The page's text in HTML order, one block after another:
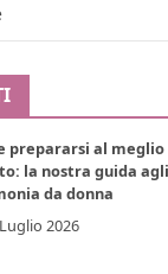
prepararsi al meglio
la nostra guida
da donna
2026